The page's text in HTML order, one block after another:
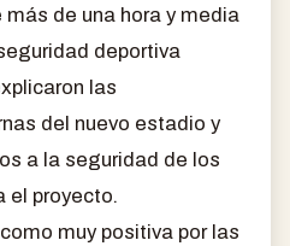
de una hora y media
deportiva
las
del nuevo estadio y
a la seguridad de los
el proyecto.
muy positiva por las